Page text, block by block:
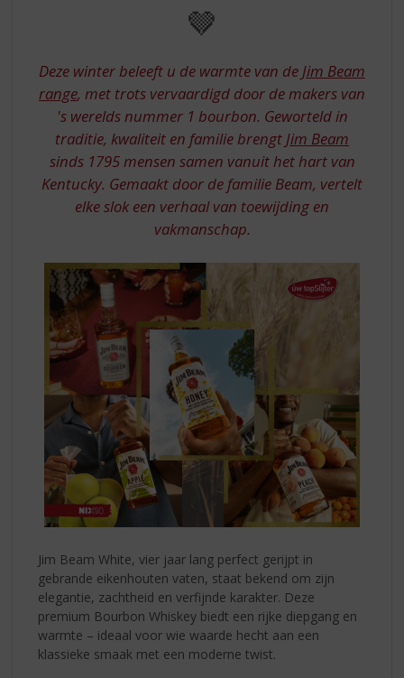
MENSEN
HOUDEN
🤎
Deze winter beleeft u de warmte van de Jim Beam
range, met trots vervaardigd door de makers van
's werelds nummer 1 bourbon. Geworteld in
traditie, kwaliteit en familie brengt Jim Beam
sinds 1795 mensen samen vanuit het hart van
Kentucky. Gemaakt door de familie Beam, vertelt
elke slok een verhaal van toewijding en
vakmanschap.
Jim Beam White, vier jaar lang perfect gerijpt in
gebrande eikenhouten vaten, staat bekend om zijn
elegantie, zachtheid en verfijnde karakter. Deze
premium Bourbon Whiskey biedt een rijke diepgang en
warmte – ideaal voor wie waarde hecht aan een
klassieke smaak met een moderne twist.